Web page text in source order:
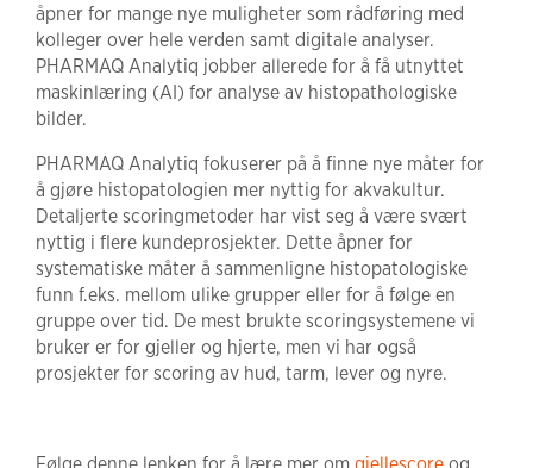
åpner for mange nye muligheter som rådføring med
kolleger over hele verden samt digitale analyser.
PHARMAQ Analytiq jobber allerede for å få utnyttet
maskinlæring (AI) for analyse av histopathologiske
bilder.
PHARMAQ Analytiq fokuserer på å finne nye måter for
å gjøre histopatologien mer nyttig for akvakultur.
Detaljerte scoringmetoder har vist seg å være svært
nyttig i flere kundeprosjekter. Dette åpner for
systematiske måter å sammenligne histopatologiske
funn f.eks. mellom ulike grupper eller for å følge en
gruppe over tid. De mest brukte scoringsystemene vi
bruker er for gjeller og hjerte, men vi har også
prosjekter for scoring av hud, tarm, lever og nyre.